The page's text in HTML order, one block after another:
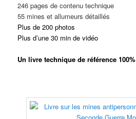
246 pages de contenu technique
55 mines et allumeurs détaillés
Plus de 200 photos
Plus d’une 30 min de vidéo
Un livre technique de référence